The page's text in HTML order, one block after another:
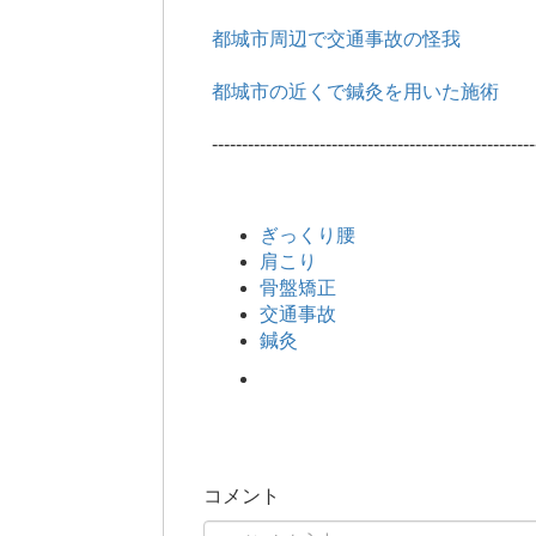
都城市周辺で交通事故の怪我
都城市の近くで鍼灸を用いた施術
ぎっくり腰
肩こり
骨盤矯正
交通事故
鍼灸
コメント